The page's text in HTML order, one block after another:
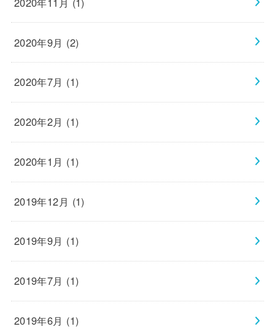
2020年9月 (2)
2020年7月 (1)
2020年2月 (1)
2020年1月 (1)
2019年12月 (1)
2019年9月 (1)
2019年7月 (1)
2019年6月 (1)